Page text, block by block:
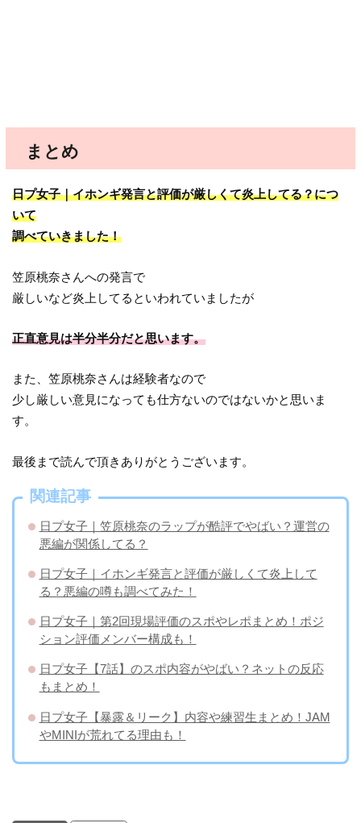
まとめ
日プ女子｜イホンギ発言と評価が厳しくて炎上してる？につ
いて
調べていきました！
笠原桃奈さんへの発言で
厳しいなど炎上してるといわれていましたが
正直意見は半分半分だと思います。
また、笠原桃奈さんは経験者なので
少し厳しい意見になっても仕方ないのではないかと思いま
す。
最後まで読んで頂きありがとうございます。
関連記事
日プ女子｜笠原桃奈のラップが酷評でやばい？運営の
悪編が関係してる？
日プ女子｜イホンギ発言と評価が厳しくて炎上して
る？悪編の噂も調べてみた！
日プ女子｜第2回現場評価のスポやレポまとめ！ポジ
ション評価メンバー構成も！
日プ女子【7話】のスポ内容がやばい？ネットの反応
もまとめ！
日プ女子【暴露＆リーク】内容や練習生まとめ！JAM
やMINIが荒れてる理由も！